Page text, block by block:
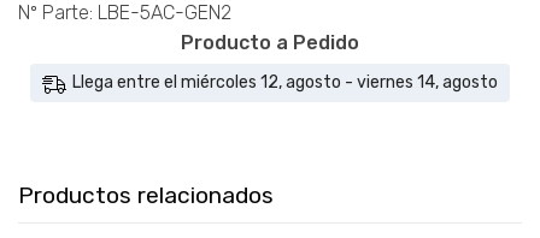
Nº Parte: LBE-5AC-GEN2
Producto a Pedido
Llega entre el miércoles 12, agosto - viernes 14, agosto
Productos relacionados